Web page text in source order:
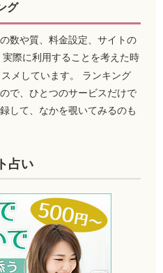
グ
数や質、料金設定、サイトの
際に利用することを考えた時
メしています。 ランキング
で、ひとつのサービスだけで
して、なかを覗いてみるのも
占い